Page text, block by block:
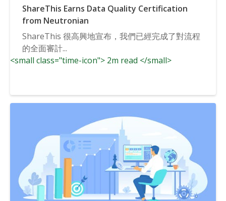
ShareThis Earns Data Quality Certification
from Neutronian
ShareThis 很高興地宣布，我們已經完成了對流程
的全面審計...
<small class="time-icon"> 2m read </small>